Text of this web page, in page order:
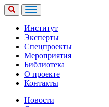
Институт
Эксперты
Спецпроекты
Мероприятия
Библиотека
О проекте
Контакты
Новости